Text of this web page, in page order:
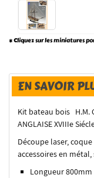
* Cliquez sur les miniatures
EN SAVOIR
Kit bateau bois H.M.
ANGLAISE XVIIIe
Découpe laser,
accessoires en
Longueur 800mm